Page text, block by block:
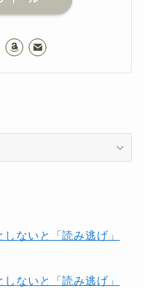
ないと「読み逃げ」
ないと「読み逃げ」